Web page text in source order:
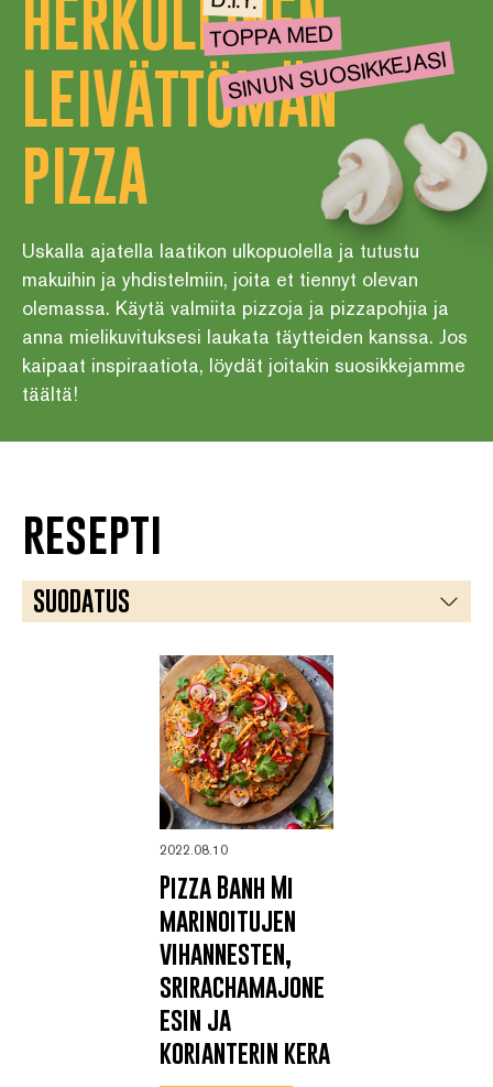
TOPPA MED
SINUN SUOSIKKEJASI
HERKULLINEN
LEIVÄTTÖMÄN
PIZZA
Uskalla ajatella laatikon ulkopuolella ja tutustu
makuihin ja yhdistelmiin, joita et tiennyt olevan
olemassa. Käytä valmiita pizzoja ja pizzapohjia ja
anna mielikuvituksesi laukata täytteiden kanssa. Jos
kaipaat inspiraatiota, löydät joitakin suosikkejamme
täältä!
resepti
SUODATUS
JÄLKIRUOKA
TOMAATTIKASTIKE
KASVISSYÖJÄ
2022.08.10
Pizza Banh Mi
marinoitujen
vihannesten,
srirachamajone
esin ja
korianterin kera